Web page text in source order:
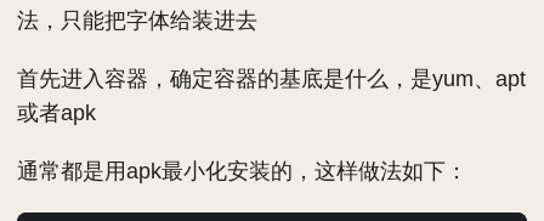
法，只能把字体给装进去
首先进入容器，确定容器的基底是什么，是yum、apt
或者apk
通常都是用apk最小化安装的，这样做法如下：